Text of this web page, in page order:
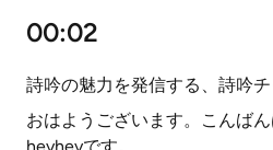
00:02
詩吟の魅力を発信する、詩吟
おはようございます。こんば